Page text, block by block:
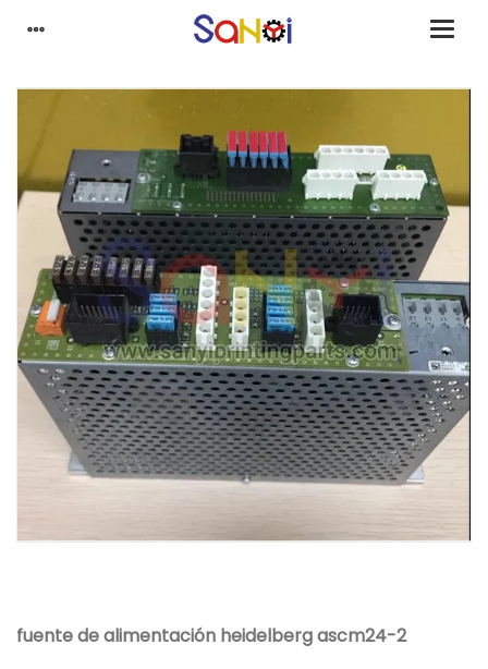
fuente de alimentación heidelberg ascm24-2